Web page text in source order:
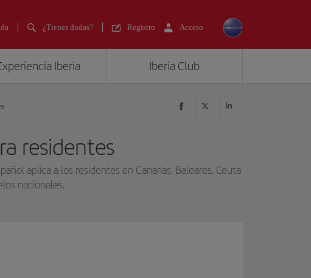
¿Tienes dudas? Registro Acceso
Iberia Iberia Club
residentes
aplica a los residentes en Canarias, Baleares, Ceuta
nacionales.